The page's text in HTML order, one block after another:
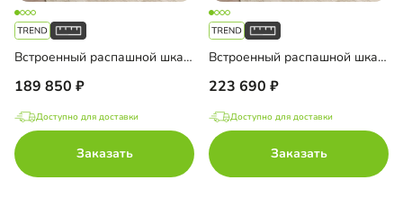
Встроенный распашной шкаф Тино-4-4
189 850
Доступно для доставки
Заказать
Встроенный распашной шкаф Тино-4-3
223 690
Доступно для доставки
Заказать